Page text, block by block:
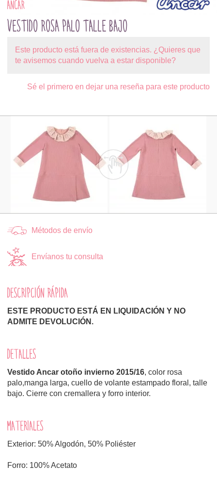
ANCAR
VESTIDO ROSA PALO TALLE BAJO
Este producto está fuera de existencias. ¿Quieres que
te avisemos cuando vuelva a estar disponible?
Sé el primero en dejar una reseña para este producto
Métodos de envío
Envíanos tu consulta
DESCRIPCIÓN RÁPIDA
ESTE PRODUCTO ESTÁ EN LIQUIDACIÓN Y NO
ADMITE DEVOLUCIÓN.
DETALLES
Vestido Ancar otoño invierno 2015/16, color rosa
palo,manga larga, cuello de volante estampado floral, talle
bajo. Cierre con cremallera y forro interior.
MATERIALES
Exterior: 50% Algodón, 50% Poliéster
Forro: 100% Acetato